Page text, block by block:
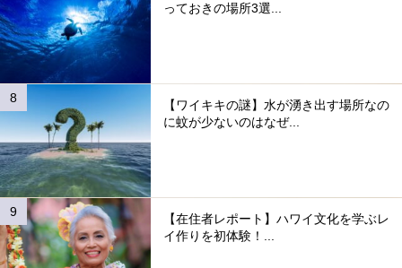
っておきの場所3選...
【ワイキキの謎】水が湧き出す場所なの
に蚊が少ないのはなぜ...
【在住者レポート】ハワイ文化を学ぶレ
イ作りを初体験！...